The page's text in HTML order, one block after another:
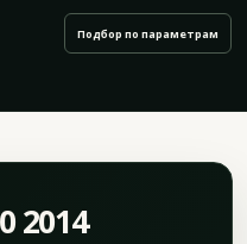
Подбор по параметрам
2014